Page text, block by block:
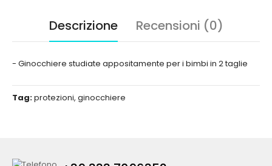
Descrizione Recensioni (0)
- Ginocchiere studiate appositamente per i bimbi in 2 taglie
Tag:protezioni, ginocchiere